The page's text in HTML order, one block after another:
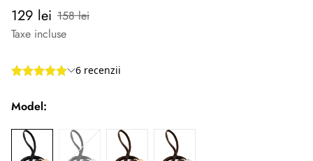
Preț
redus
129 lei
Preț
normal
158 lei
Taxe incluse
Model: